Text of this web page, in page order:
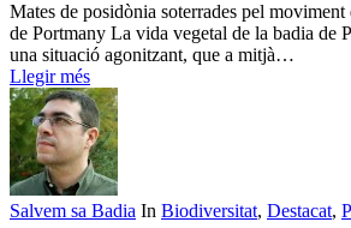
Mates de posidònia soterrades pel moviment
de Portmany La vida vegetal de la badia de
una situació agonitzant, que a mitjà…
Llegir més
Salvem sa Badia In Biodiversitat, Destacat,